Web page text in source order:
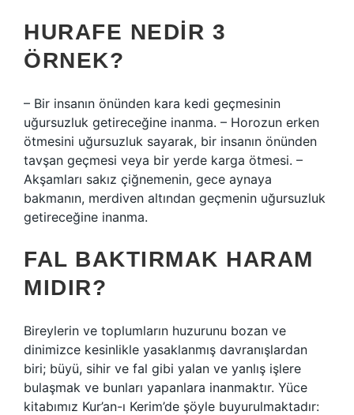
HURAFE NEDIR 3
ÖRNEK?
– Bir insanın önünden kara kedi geçmesinin
uğursuzluk getireceğine inanma. – Horozun erken
ötmesini uğursuzluk sayarak, bir insanın önünden
tavşan geçmesi veya bir yerde karga ötmesi. –
Akşamları sakız çiğnemenin, gece aynaya
bakmanın, merdiven altından geçmenin uğursuzluk
getireceğine inanma.
FAL BAKTIRMAK HARAM
MIDIR?
Bireylerin ve toplumların huzurunu bozan ve
dinimizce kesinlikle yasaklanmış davranışlardan
biri; büyü, sihir ve fal gibi yalan ve yanlış işlere
bulaşmak ve bunları yapanlara inanmaktır. Yüce
kitabımız Kur’an-ı Kerim’de şöyle buyurulmaktadır: